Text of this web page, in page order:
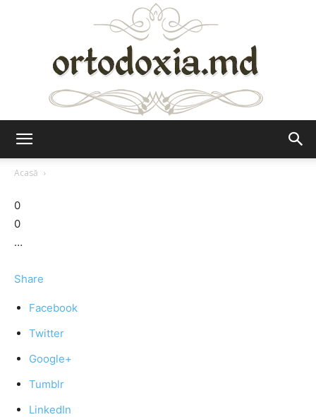
Acasă
0
0
…
Share
Facebook
Twitter
Google+
Tumblr
LinkedIn